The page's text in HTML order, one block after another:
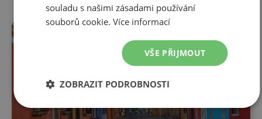
souladu s našimi zásadami používání
souborů cookie.Více informací
VŠE PŘIJMOUT
ZOBRAZIT PODROBNOSTI